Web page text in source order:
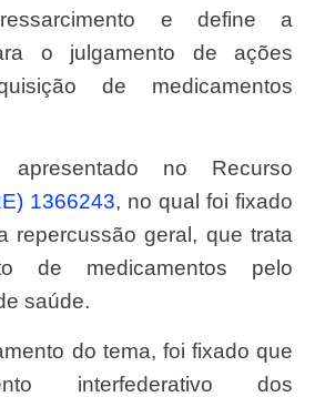
e define a
o julgamento de ações
de medicamentos
1366243, no qual foi fixado
repercussão geral, que trata
de medicamentos pelo
saúde.
interfederativo dos